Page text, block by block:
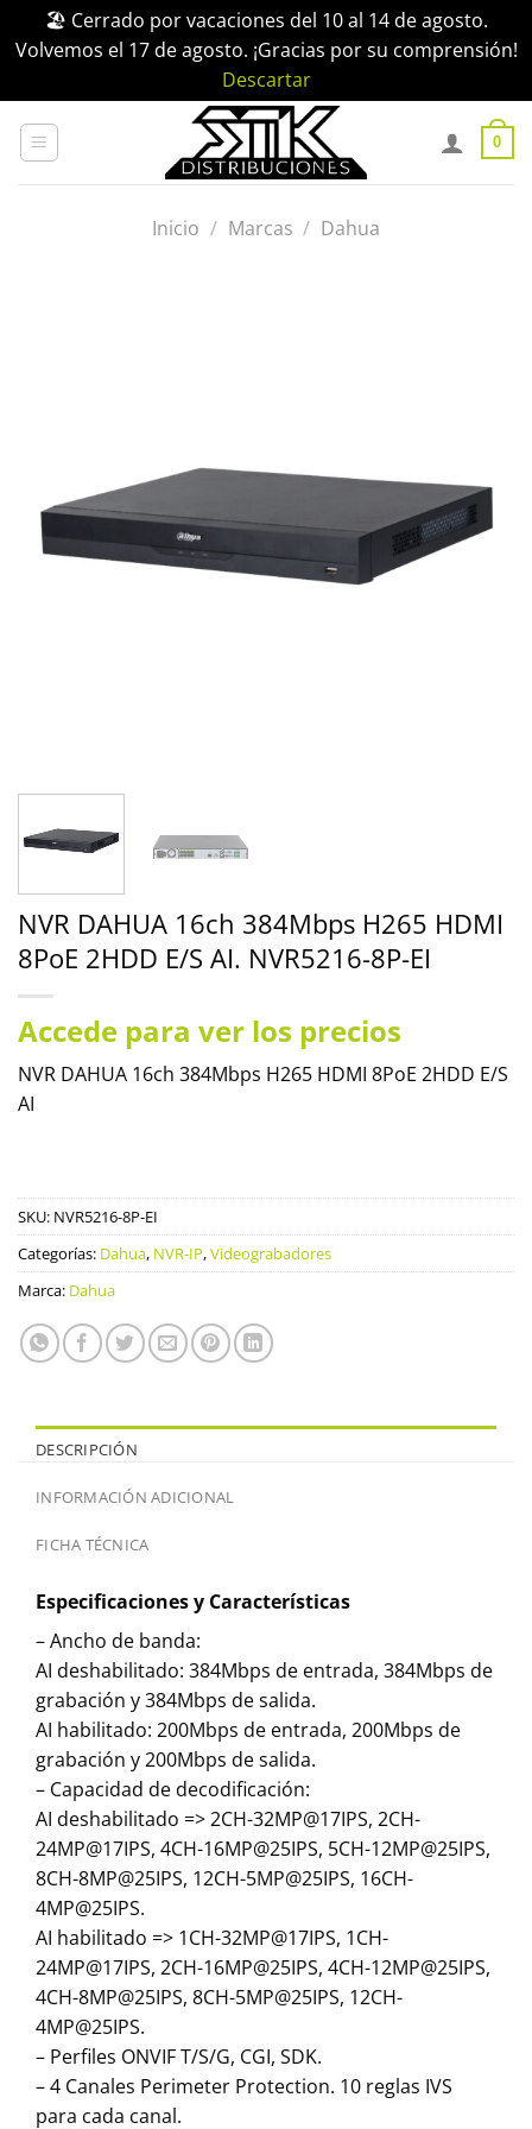
🏖️ Cerrado por vacaciones del 10 al 14 de agosto.
Volvemos el 17 de agosto. ¡Gracias por su comprensión!
Descartar
0
Inicio / Marcas / Dahua
NVR DAHUA 16ch 384Mbps H265 HDMI
8PoE 2HDD E/S AI. NVR5216-8P-EI
Accede para ver los precios
NVR DAHUA 16ch 384Mbps H265 HDMI 8PoE 2HDD E/S
AI
SKU: NVR5216-8P-EI
Categorías: Dahua, NVR-IP,Videograbadores
Marca: Dahua
DESCRIPCIÓN
INFORMACIÓN ADICIONAL
FICHA TÉCNICA
Especificaciones y Características
– Ancho de banda:
AI deshabilitado: 384Mbps de entrada, 384Mbps de
grabación y 384Mbps de salida.
AI habilitado: 200Mbps de entrada, 200Mbps de
grabación y 200Mbps de salida.
– Capacidad de decodificación:
AI deshabilitado => 2CH-32MP@17IPS, 2CH-
24MP@17IPS, 4CH-16MP@25IPS, 5CH-12MP@25IPS,
8CH-8MP@25IPS, 12CH-5MP@25IPS, 16CH-
4MP@25IPS.
AI habilitado => 1CH-32MP@17IPS, 1CH-
24MP@17IPS, 2CH-16MP@25IPS, 4CH-12MP@25IPS,
4CH-8MP@25IPS, 8CH-5MP@25IPS, 12CH-
4MP@25IPS.
– Perfiles ONVIF T/S/G, CGI, SDK.
– 4 Canales Perimeter Protection. 10 reglas IVS
para cada canal.